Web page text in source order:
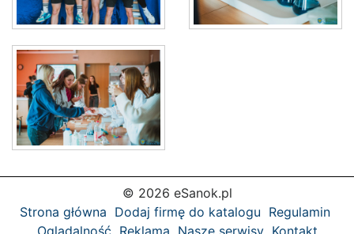
© 2026 eSanok.pl
Strona główna Dodaj firmę do katalogu Regulamin